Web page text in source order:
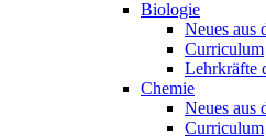
Biologie
Neues aus
Curriculum
Lehrkräfte
Chemie
Neues aus
Curriculum